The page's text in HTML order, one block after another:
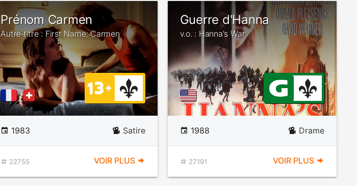
Prénom Carmen
Autre titre : First Name: Carmen
1983 Satire
22755 VOIR PLUS
Guerre d'Hanna
v.o. : Hanna's War
1988 Drame
27191 VOIR PLUS